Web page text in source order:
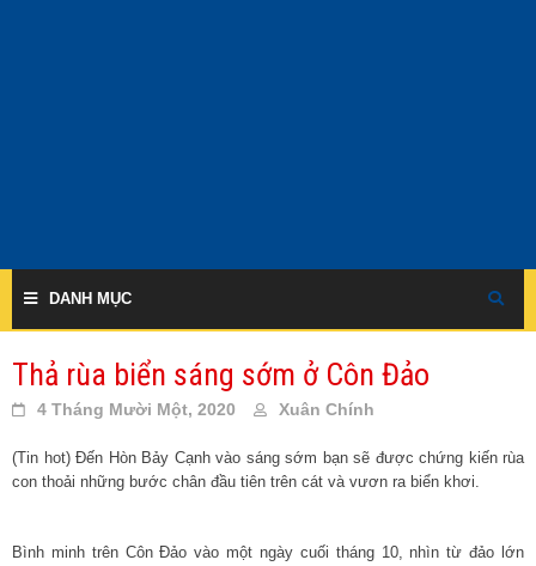
DANH MỤC
Thả rùa biển sáng sớm ở Côn Đảo
4 Tháng Mười Một, 2020 Xuân Chính
(Tin hot) Đến Hòn Bảy Cạnh vào sáng sớm bạn sẽ được chứng kiến rùa
con thoải những bước chân đầu tiên trên cát và vươn ra biển khơi.
Bình minh trên Côn Đảo vào một ngày cuối tháng 10, nhìn từ đảo lớn